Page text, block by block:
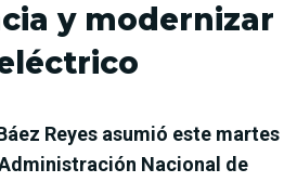
y modernizar
Reyes asumió este martes
Nacional de